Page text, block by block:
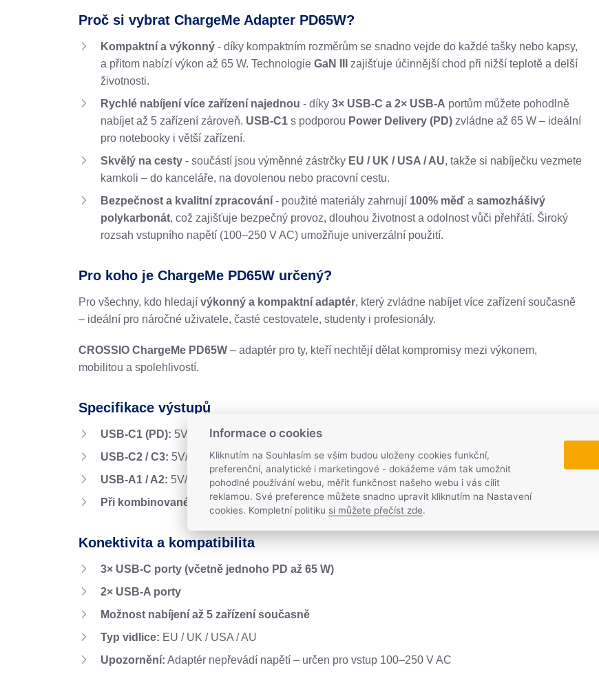
Proč si vybrat ChargeMe Adapter PD65W?
Kompaktní a výkonný - díky kompaktním rozměrům se snadno vejde do každé tašky nebo kapsy,
a přitom nabízí výkon až 65 W. Technologie GaN III
zajišťuje účinnější chod při nižší teplotě a delší
životnosti.
Rychlé nabíjení více zařízení najednou - díky 3× USB-C a 2× USB-A portům můžete pohodlně
nabíjet až 5 zařízení zároveň. USB-C1 s podporou Power Delivery (PD) zvládne až 65 W – ideální
pro notebooky i větší zařízení.
Skvělý na cesty - součástí jsou výměnné zástrčky EU / UK / USA / AU, takže si nabíječku vezmete
kamkoli – do kanceláře, na dovolenou nebo pracovní cestu.
Bezpečnost a kvalitní zpracování - použité materiály zahrnují 100% měď a samozhášivý
polykarbonát, což zajišťuje bezpečný provoz, dlouhou životnost a odolnost vůči přehřátí. Široký
rozsah vstupního napětí (100–250 V AC) umožňuje univerzální použití.
Pro koho je ChargeMe PD65W určený?
Pro všechny, kdo hledají výkonný a kompaktní adaptér, který zvládne nabíjet více zařízení současně
– ideální pro náročné uživatele, časté cestovatele, studenty i profesionály.
CROSSIO ChargeMe PD65W – adaptér pro ty, kteří nechtějí dělat kompromisy mezi výkonem,
mobilitou a spolehlivostí.
Specifikace výstupů
USB-C1 (PD): 5V/3A, 9V/3A, 12V/3A, 15V/3A, 20V/3.25A (až 65 W)
USB-C2 / C3: 5V/3A (15 W)
USB-A1 / A2: 5V/2.4A (12 W)
Při kombinovaném využití:USB-C1 až 45 W, ostatní porty dle specifikací
Konektivita a kompatibilita
3× USB-C porty (včetně jednoho PD až 65 W)
2× USB-A porty
Možnost nabíjení až 5 zařízení současně
Typ vidlice: EU / UK / USA / AU
Upozornění: Adaptér nepřevádí napětí – určen pro vstup 100–250 V AC
Informace o cookies
Kliknutím na Souhlasím se vším budou uloženy cookies funkční,
preferenční, analytické i marketingové - dokážeme vám tak umožnit
pohodlné používání webu, měřit funkčnost našeho webu i vás cílit
reklamou. Své preference můžete snadno upravit kliknutím na Nastavení
cookies. Kompletní politiku si můžete přečíst zde.